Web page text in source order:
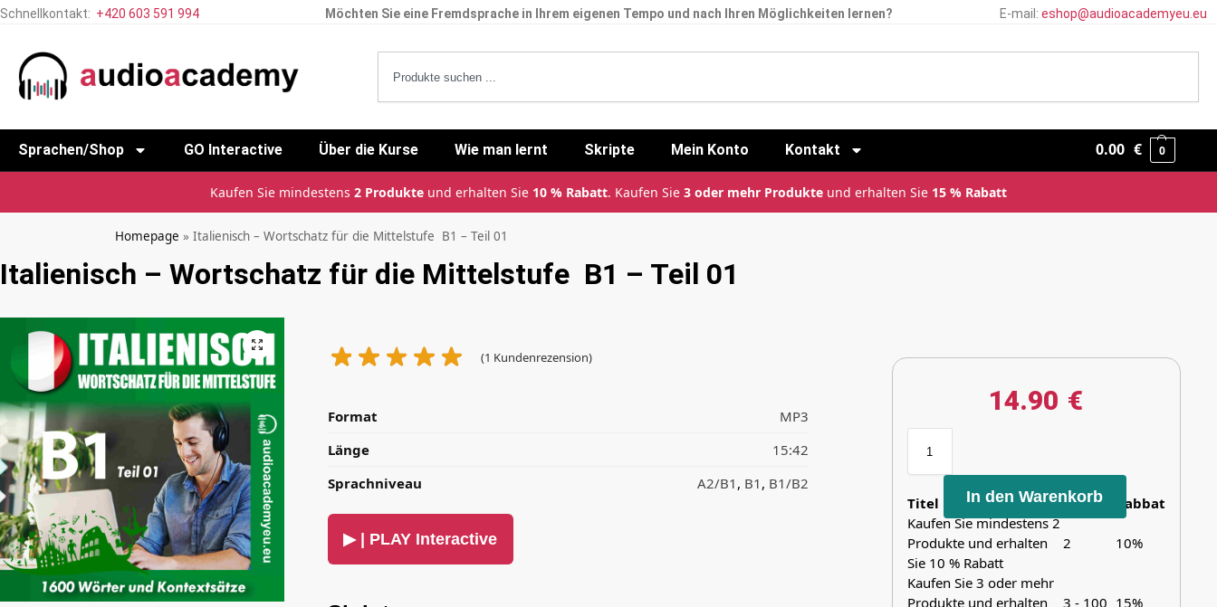
Schnellkontakt: +420 603 591 994 Möchten Sie eine Fremdsprache in Ihrem eigenen Tempo und nach Ihren Möglichkeiten lernen? E-mail:eshop@audioacademyeu.eu
Sprachen/Shop GO Interactive Über die Kurse Wie man lernt Skripte Mein Konto Kontakt 0.00 € 0
Kaufen Sie mindestens 2 Produkte und erhalten Sie 10 % Rabatt. Kaufen Sie 3 oder mehr Produkte und erhalten Sie 15 % Rabatt
Homepage »Italienisch – Wortschatz für die Mittelstufe B1 – Teil 01
Italienisch – Wortschatz für die Mittelstufe B1 – Teil 01
(1 Kundenrezension)
Format
MP3
Länge
15:42
Sprachniveau
A2/B1 , B1 , B1/B2
▶ | PLAY Interactive
14.90 €
In den Warenkorb
Titel Bereich
Rabbat
Kaufen Sie mindestens 2
Produkte und erhalten
Sie 10 % Rabatt
2 10%
Kaufen Sie 3 oder mehr
Produkte und erhalten
3 - 100 15%